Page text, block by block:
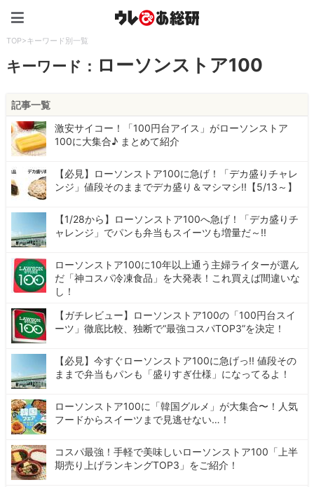
TOP>キーワード別一覧
キーワード： ローソンストア100
記事一覧
激安サイコー！「100円台アイス」がローソンストア
100に大集合♪ まとめて紹介
【必見】ローソンストア100に急げ！「デカ盛りチャレ
ンジ」値段そのままでデカ盛り＆マシマシ!!【5/13～】
【1/28から】ローソンストア100へ急げ！「デカ盛りチ
ャレンジ」でパンも弁当もスイーツも増量だ～!!
ローソンストア100に10年以上通う主婦ライターが選ん
だ「神コスパ冷凍食品」を大発表！これ買えば間違いな
し！
【ガチレビュー】ローソンストア100の「100円台スイ
ーツ」徹底比較、独断で“最強コスパTOP3”を決定！
【必見】今すぐローソンストア100に急げっ!! 値段その
ままで弁当もパンも「盛りすぎ仕様」になってるよ！
ローソンストア100に「韓国グルメ」が大集合〜！人気
フードからスイーツまで見逃せない…！
コスパ最強！手軽で美味しいローソンストア100「上半
期売り上げランキングTOP3」をご紹介！